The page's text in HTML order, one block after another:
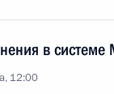
в
12:00